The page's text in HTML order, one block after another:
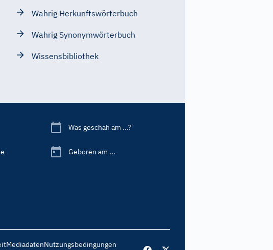
Wahrig Herkunftswörterbuch
Wahrig Synonymwörterbuch
Wissensbibliothek
Was geschah am ...?
Geboren am ...
MediadatenNutzungsbedingungen